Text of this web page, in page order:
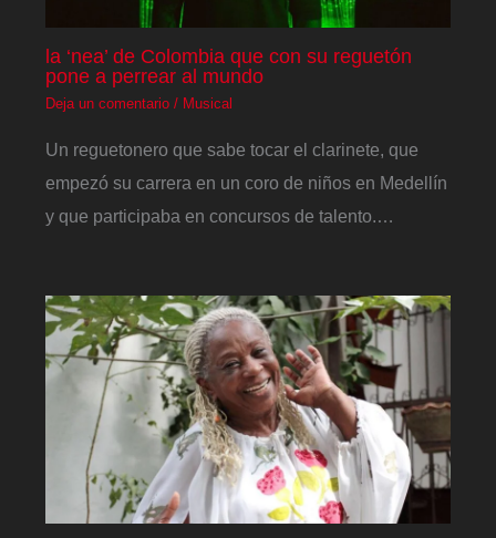
la ‘nea’ de Colombia que con su reguetón
pone a perrear al mundo
Deja un comentario / Musical
Un reguetonero que sabe tocar el clarinete, que
empezó su carrera en un coro de niños en Medellín
y que participaba en concursos de talento.…